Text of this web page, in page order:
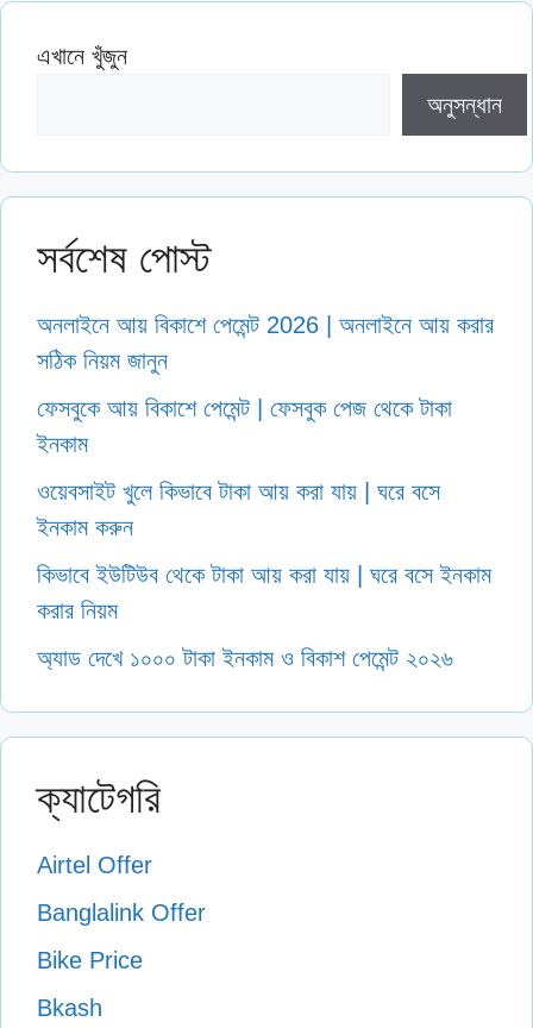
এখানে খুঁজুন
অনুসন্ধান
সর্বশেষ পোস্ট
অনলাইনে আয় বিকাশে পেমেন্ট 2026 | অনলাইনে আয় করার
সঠিক নিয়ম জানুন
ফেসবুকে আয় বিকাশে পেমেন্ট | ফেসবুক পেজ থেকে টাকা
ইনকাম
ওয়েবসাইট খুলে কিভাবে টাকা আয় করা যায় | ঘরে বসে
ইনকাম করুন
কিভাবে ইউটিউব থেকে টাকা আয় করা যায় | ঘরে বসে ইনকাম
করার নিয়ম
অ্যাড দেখে ১০০০ টাকা ইনকাম ও বিকাশ পেমেন্ট ২০২৬
ক্যাটেগরি
Airtel Offer
Banglalink Offer
Bike Price
Bkash